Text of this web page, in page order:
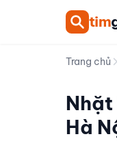
tim
Trang chủ
Nhặt
Hà